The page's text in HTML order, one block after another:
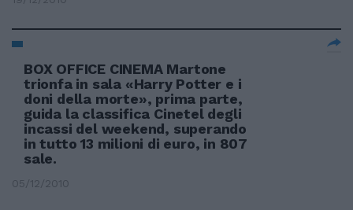
BOX OFFICE CINEMA Martone
trionfa in sala «Harry Potter e i
doni della morte», prima parte,
guida la classifica Cinetel degli
incassi del weekend, superando
in tutto 13 milioni di euro, in 807
sale.
05/12/2010